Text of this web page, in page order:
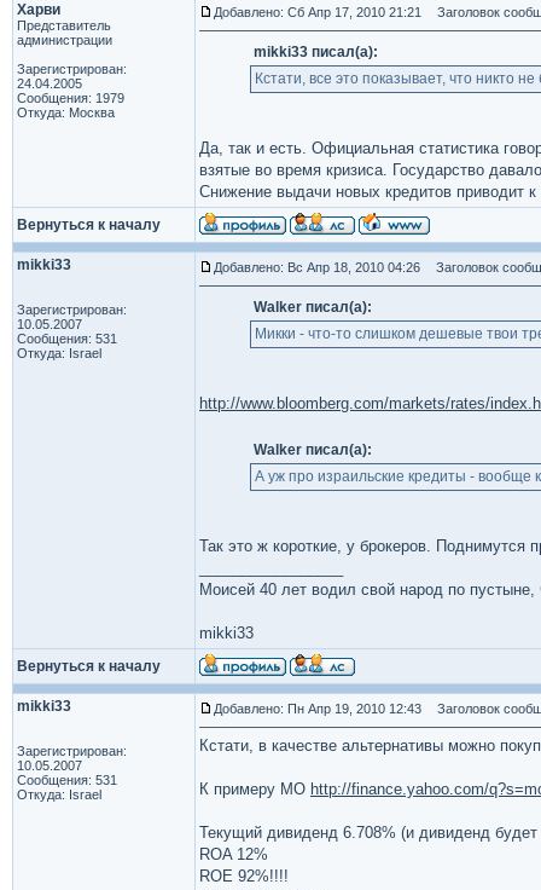
Харви
Представитель
администрации
Зарегистрирован:
24.04.2005
Сообщения: 1979
Откуда: Москва
Добавлено: Сб Апр 17, 2010 21:21 Заголовок
mikki33 писал(а):
Кстати, все это показывает, что никто
Да, так и есть. Официальная статистика
взятые во время кризиса. Государство
Снижение выдачи новых кредитов приводит
Вернуться к началу
mikki33
Зарегистрирован:
10.05.2007
Сообщения: 531
Откуда: Israel
Добавлено: Вс Апр 18, 2010 04:26 Заголовок
Walker писал(а):
Микки - что-то слишком дешевые твои
http://www.bloomberg.com/markets/rates/
Walker писал(а):
А уж про израильские кредиты - вообще
Так это ж короткие, у брокеров. Поднимутся
Моисей 40 лет водил свой народ по
mikki33
Вернуться к началу
mikki33
Зарегистрирован:
10.05.2007
Сообщения: 531
Откуда: Israel
Добавлено: Пн Апр 19, 2010 12:43 Заголовок
Кстати, в качестве альтернативы можно
К примеру MO http://finance.yahoo.com/
Текущий дивиденд 6.708% (и дивиденд будет
ROA 12%
ROE 92%!!!!